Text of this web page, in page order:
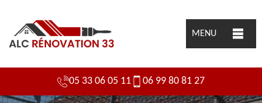
MENU
05 33 06 05 11 06 99 80 81 27